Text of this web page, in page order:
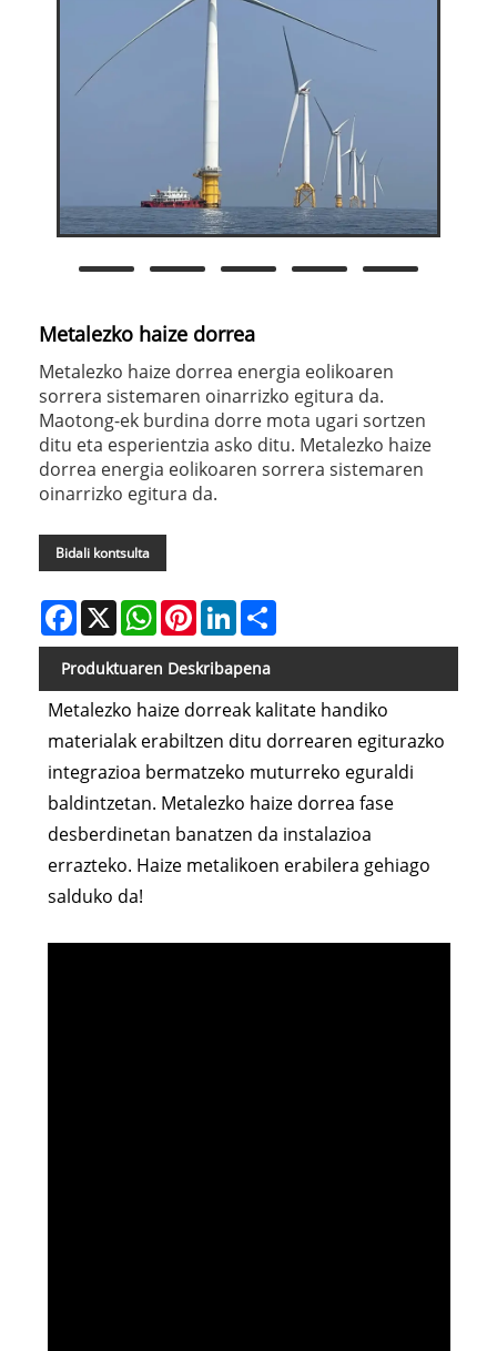
Metalezko haize dorrea
Metalezko haize dorrea energia eolikoaren
sorrera sistemaren oinarrizko egitura da.
Maotong-ek burdina dorre mota ugari sortzen
ditu eta esperientzia asko ditu. Metalezko haize
dorrea energia eolikoaren sorrera sistemaren
oinarrizko egitura da.
Bidali kontsulta
Facebook
X WhatsAppPinterestLinkedIn
Produktuaren Deskribapena
Metalezko haize dorreak kalitate handiko
materialak erabiltzen ditu dorrearen egiturazko
integrazioa bermatzeko muturreko eguraldi
baldintzetan. Metalezko haize dorrea fase
desberdinetan banatzen da instalazioa
errazteko. Haize metalikoen erabilera gehiago
salduko da!